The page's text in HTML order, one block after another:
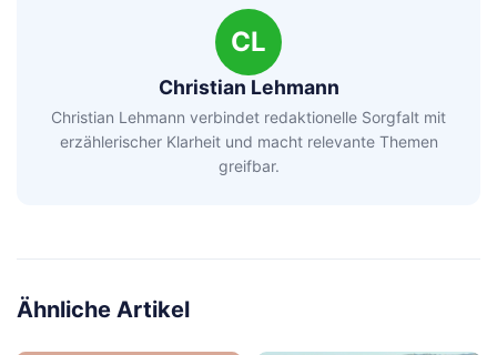
CL
Christian Lehmann
Christian Lehmann verbindet redaktionelle Sorgfalt mit
erzählerischer Klarheit und macht relevante Themen
greifbar.
Ähnliche Artikel